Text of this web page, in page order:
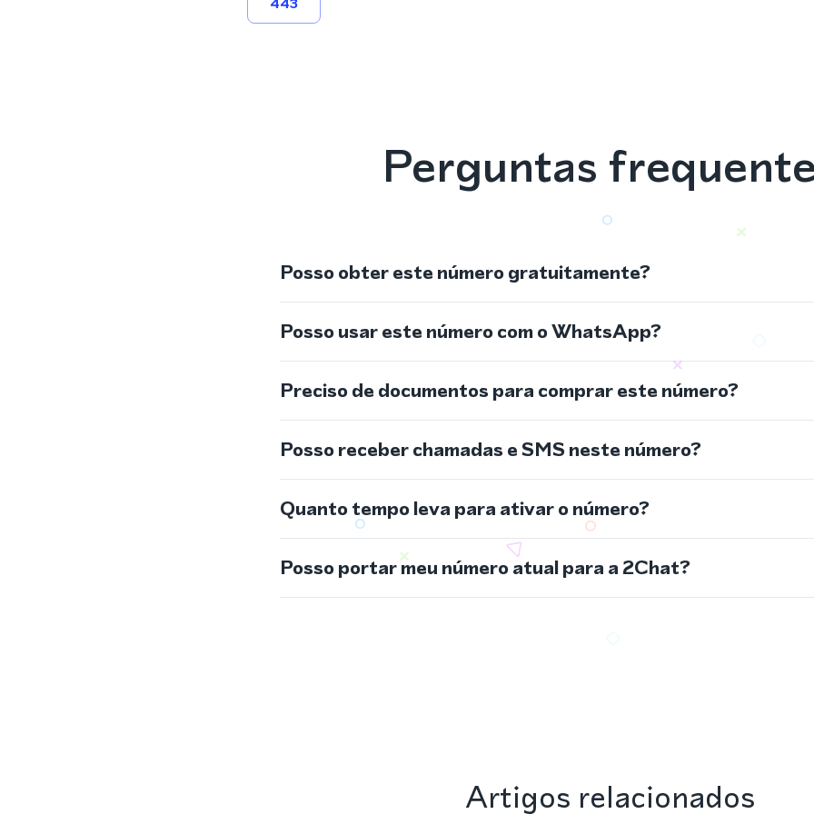
Perguntas
Posso obter este número gratuitamente?
Posso usar este número com o WhatsApp?
Preciso de documentos para comprar este número?
Posso receber chamadas e SMS neste número?
Quanto tempo leva para ativar o número?
Posso portar meu número atual para a 2Chat?
Artigos relacionados